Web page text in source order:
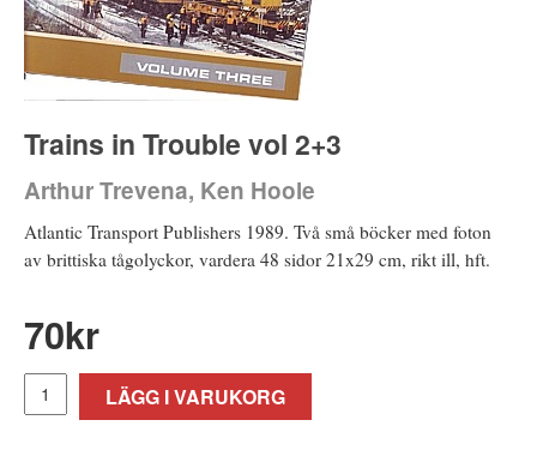
Trains in Trouble vol 2+3
Arthur Trevena, Ken Hoole
Atlantic Transport Publishers 1989. Två små böcker med foton
av brittiska tågolyckor, vardera 48 sidor 21x29 cm, rikt ill, hft.
70kr
LÄGG I VARUKORG